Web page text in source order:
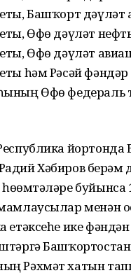
Башҡорт дәүләт
Өфө дәүләт
Өфө дәүләт
һәм Рәсәй фәндәр
Өфө федераль
йортонда
Хәбиров берҙәм
буйынса
менән
етәксеһе ике
Рәхмәт хатын